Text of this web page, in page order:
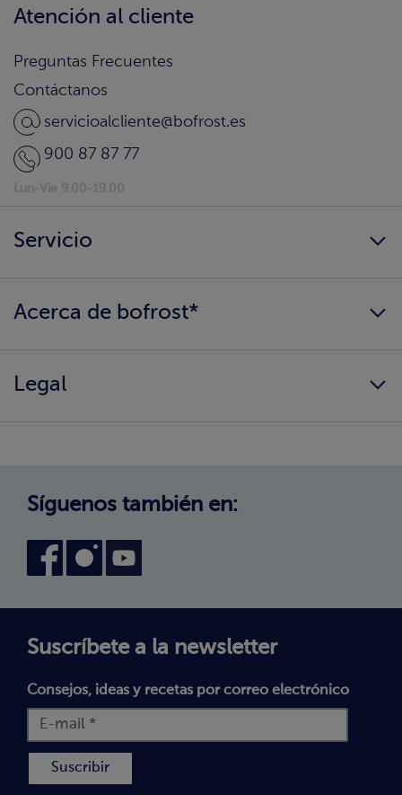
Atención al cliente
Preguntas Frecuentes
Contáctanos
servicioalcliente@bofrost.es
900 87 87 77
Servicio
¿Llegamos a tu hogar?
Cambio de zona
Acerca de bofrost*
Nuestros valores
Legal
Declaración de accesibilidad
Política de Cookies
Términos y Condiciones
Síguenos también en:
Suscríbete a la newsletter
Consejos, ideas y recetas por correo electrónico
Suscribir